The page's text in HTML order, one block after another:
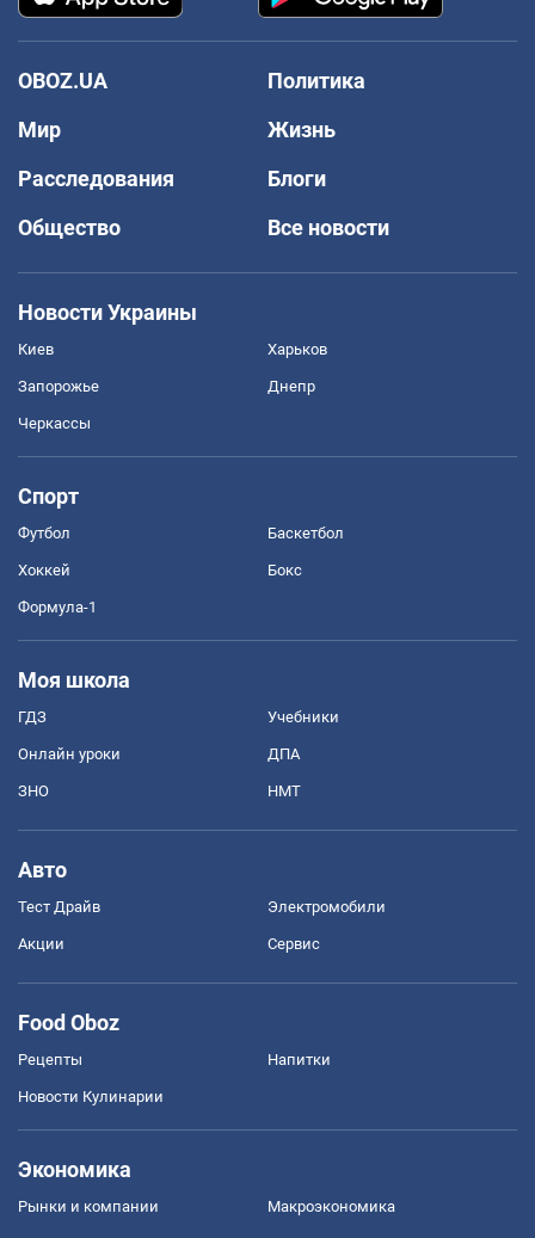
OBOZ.UA
Политика
Мир
Жизнь
Расследования
Блоги
Общество
Все новости
Новости Украины
Киев Харьков
Запорожье Днепр
Черкассы
Спорт
Футбол Баскетбол
Хоккей Бокс
Формула-1
Моя школа
ГДЗ Учебники
Онлайн уроки ДПА
ЗНО НМТ
Авто
Тест Драйв Электромобили
Акции Сервис
Food Oboz
Рецепты Напитки
Новости Кулинарии
Экономика
Рынки и компании Mакроэкономика